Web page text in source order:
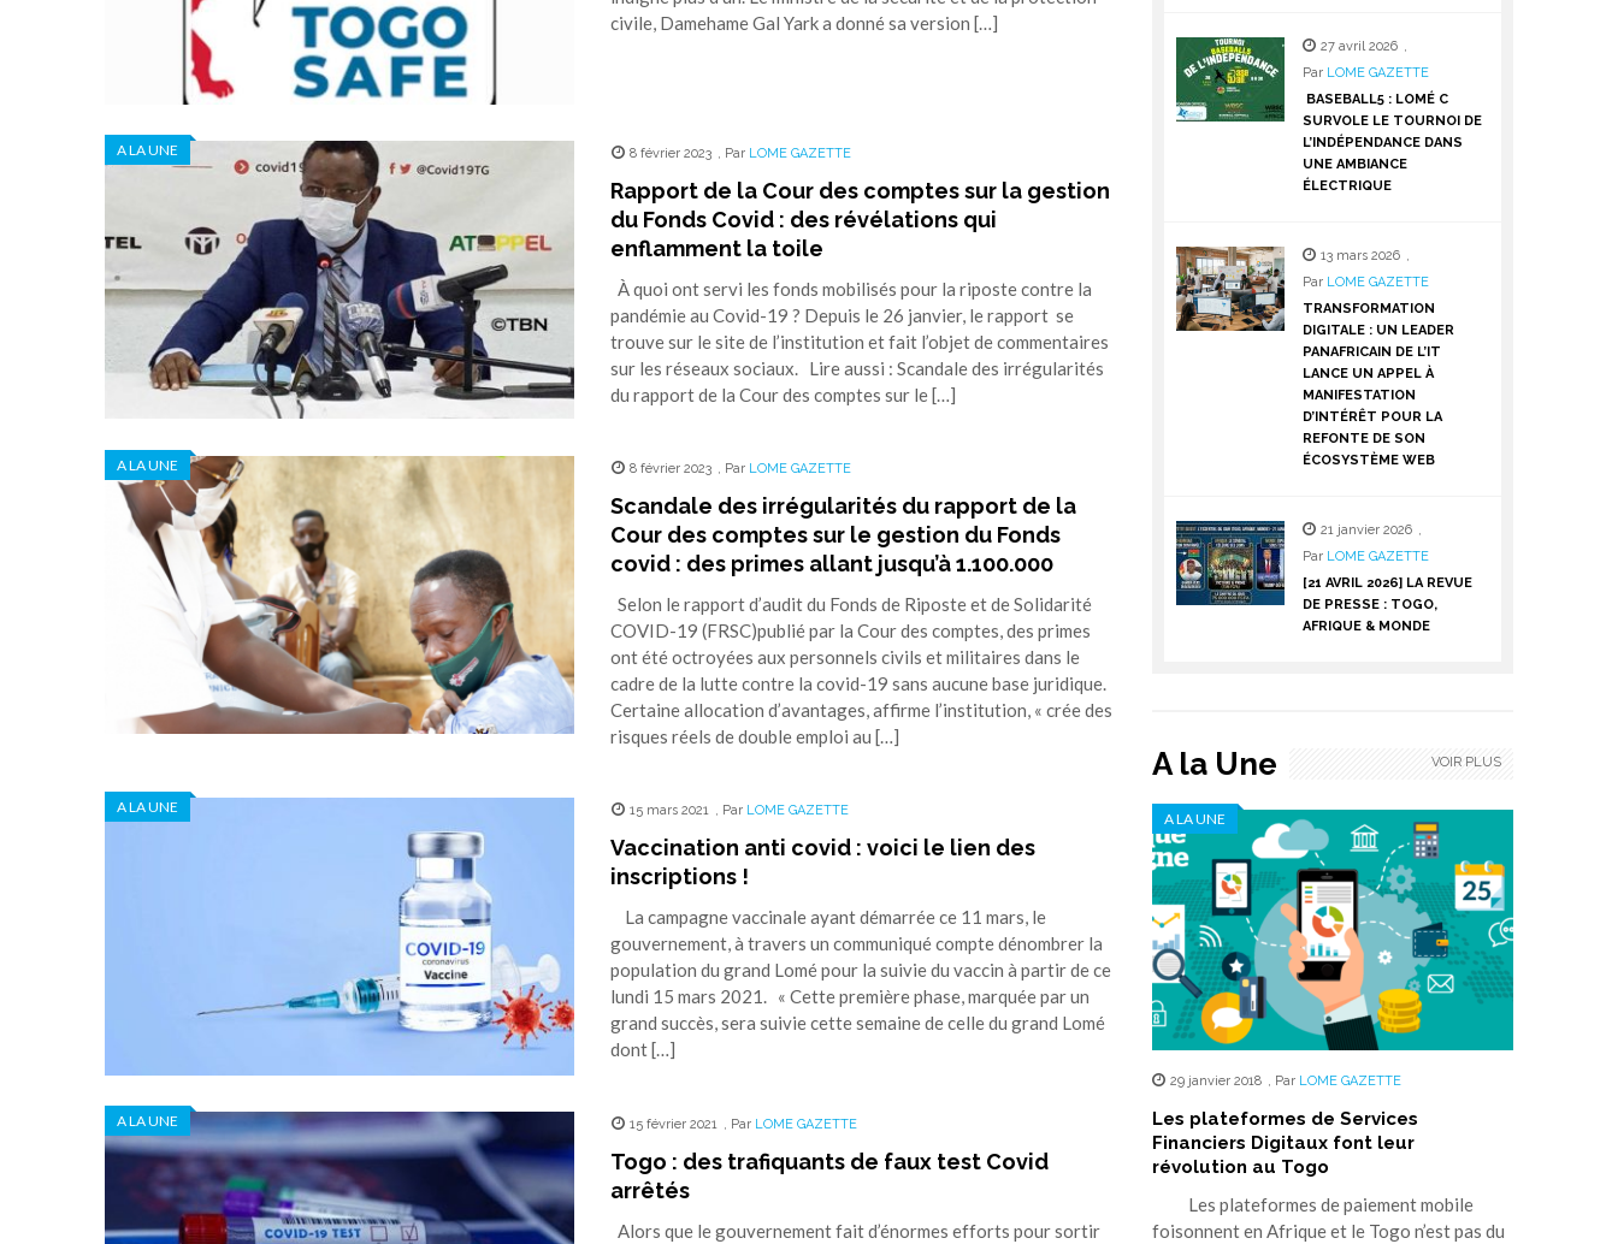
civile, Damehame Gal Yark a donné sa version […]
A LA UNE 8 février 2023 , Par LOME GAZETTE
Rapport de la Cour des comptes sur la gestion
du Fonds Covid : des révélations qui
enflamment la toile
À quoi ont servi les fonds mobilisés pour la riposte contre la
pandémie au Covid-19 ? Depuis le 26 janvier, le rapport se
trouve sur le site de l’institution et fait l’objet de commentaires
sur les réseaux sociaux. Lire aussi : Scandale des irrégularités
du rapport de la Cour des comptes sur le […]
A LA UNE 8 février 2023 , Par LOME GAZETTE
Scandale des irrégularités du rapport de la
Cour des comptes sur le gestion du Fonds
covid : des primes allant jusqu’à 1.100.000
Selon le rapport d’audit du Fonds de Riposte et de Solidarité
COVID-19 (FRSC)publié par la Cour des comptes, des primes
ont été octroyées aux personnels civils et militaires dans le
cadre de la lutte contre la covid-19 sans aucune base juridique.
Certaine allocation d’avantages, affirme l’institution, « crée des
risques réels de double emploi au […]
A LA UNE 15 mars 2021 , Par LOME GAZETTE
Vaccination anti covid : voici le lien des
inscriptions !
La campagne vaccinale ayant démarrée ce 11 mars, le
gouvernement, à travers un communiqué compte dénombrer la
population du grand Lomé pour la suivie du vaccin à partir de ce
lundi 15 mars 2021. « Cette première phase, marquée par un
grand succès, sera suivie cette semaine de celle du grand Lomé
dont […]
A LA UNE 15 février 2021 , Par LOME GAZETTE
Togo : des trafiquants de faux test Covid
arrêtés
Alors que le gouvernement fait d’énormes efforts pour sortir
27 avril 2026 ,
Par LOME GAZETTE
BASEBALL5 : LOMÉ C
SURVOLE LE TOURNOI DE
L’INDÉPENDANCE DANS
UNE AMBIANCE
ÉLECTRIQUE
13 mars 2026 ,
Par LOME GAZETTE
TRANSFORMATION
DIGITALE : UN LEADER
PANAFRICAIN DE L’IT
LANCE UN APPEL À
MANIFESTATION
D’INTÉRÊT POUR LA
REFONTE DE SON
ÉCOSYSTÈME WEB
21 janvier 2026 ,
Par LOME GAZETTE
[21 AVRIL 2026] LA REVUE
DE PRESSE : TOGO,
AFRIQUE & MONDE
A la Une
A LA UNE
29 janvier 2018 , Par LOME GAZETTE
Les plateformes de Services
Financiers Digitaux font leur
révolution au Togo
Les plateformes de paiement mobile
foisonnent en Afrique et le Togo n’est pas du
VOIR PLUS